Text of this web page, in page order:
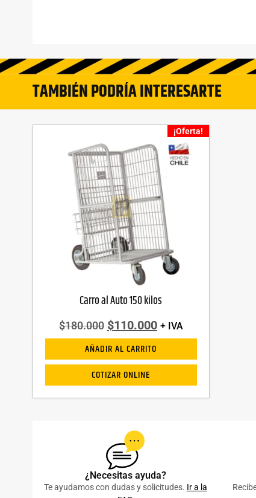
TAMBIÉN PODRÍA INTERESARTE
¡Oferta!
Carro al Auto 150 kilos
$180.000 $110.000 + IVA
AÑADIR AL CARRITO
COTIZAR ONLINE
¿Necesitas ayuda?
Te ayudamos con dudas y solicitudes. Ir a la